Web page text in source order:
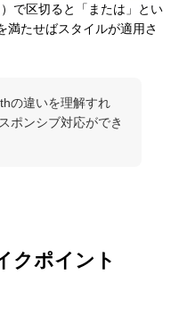
で区切ると「または」とい
満たせばスタイルが適用さ
の違いを理解すれ
ポンシブ対応ができ
クポイント